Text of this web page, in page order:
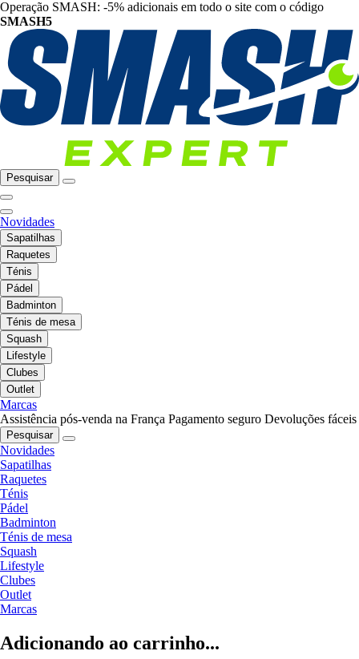
Operação SMASH: -5% adicionais em todo o site com o código
SMASH5
Pesquisar
Novidades
Sapatilhas
Raquetes
Ténis
Pádel
Badminton
Ténis de mesa
Squash
Lifestyle
Clubes
Outlet
Marcas
Assistência pós-venda na França Pagamento seguro Devoluções fáceis
Pesquisar
Novidades
Sapatilhas
Raquetes
Ténis
Pádel
Badminton
Ténis de mesa
Squash
Lifestyle
Clubes
Outlet
Marcas
Adicionando ao carrinho...